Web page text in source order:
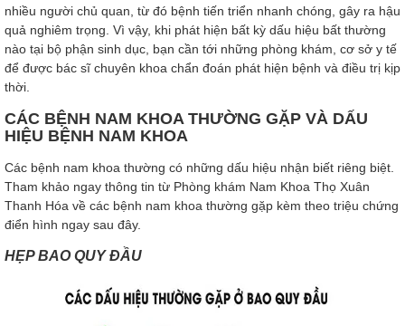
nhiều người chủ quan, từ đó bệnh tiến triển nhanh chóng, gây ra hậu
quả nghiêm trọng. Vì vậy, khi phát hiện bất kỳ dấu hiệu bất thường
nào tại bộ phận sinh dục, bạn cần tới những phòng khám, cơ sở y tế
để được bác sĩ chuyên khoa chẩn đoán phát hiện bệnh và điều trị kịp
thời.
CÁC BỆNH NAM KHOA THƯỜNG GẶP VÀ DẤU
HIỆU BỆNH NAM KHOA
Các bệnh nam khoa thường có những dấu hiệu nhận biết riêng biệt.
Tham khảo ngay thông tin từ Phòng khám Nam Khoa Thọ Xuân
Thanh Hóa về các bệnh nam khoa thường gặp kèm theo triệu chứng
điển hình ngay sau đây.
HẸP BAO QUY ĐẦU